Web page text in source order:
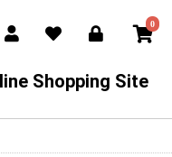
0
Shopping Site